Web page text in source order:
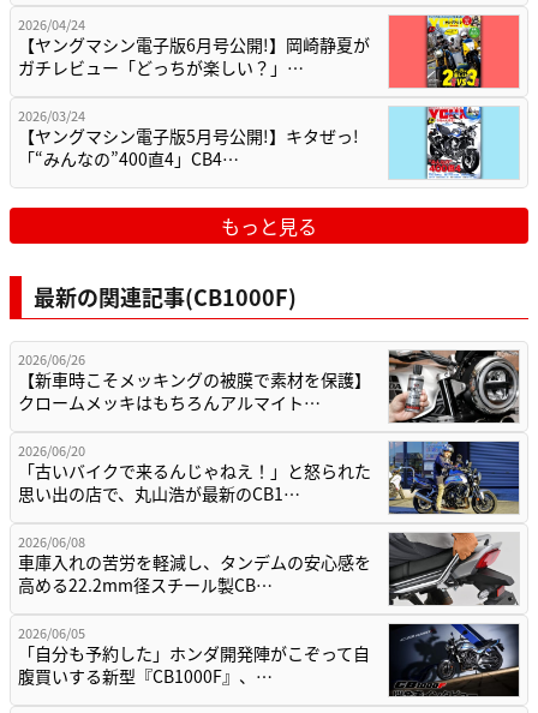
2026/04/24
【ヤングマシン電子版6月号公開!】岡崎静夏が
ガチレビュー「どっちが楽しい？」…
2026/03/24
【ヤングマシン電子版5月号公開!】キタぜっ!
「“みんなの”400直4」CB4…
もっと見る
最新の関連記事(CB1000F)
2026/06/26
【新車時こそメッキングの被膜で素材を保護】
クロームメッキはもちろんアルマイト…
2026/06/20
「古いバイクで来るんじゃねえ！」と怒られた
思い出の店で、丸山浩が最新のCB1…
2026/06/08
車庫入れの苦労を軽減し、タンデムの安心感を
高める22.2mm径スチール製CB…
2026/06/05
「自分も予約した」ホンダ開発陣がこぞって自
腹買いする新型『CB1000F』、…